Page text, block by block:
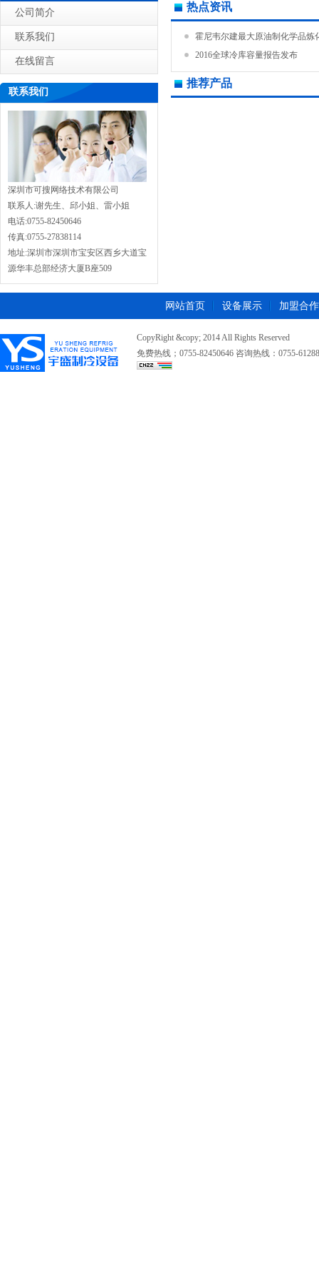
公司简介
联系我们
在线留言
联系我们
深圳市可搜网络技术有限公司
联系人:谢先生、邱小姐、雷小姐
电话:0755-82450646
传真:0755-27838114
地址:深圳市深圳市宝安区西乡大道宝
源华丰总部经济大厦B座509
热点资讯
霍尼韦尔建最大原油制化学品炼
2016全球冷库容量报告发布
推荐产品
网站首页 设备展示 加盟合作
CopyRight &copy; 2014 All Rights Reserved
免费热线；0755-82450646 咨询热线：0755-